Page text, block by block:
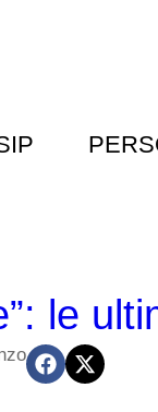
le